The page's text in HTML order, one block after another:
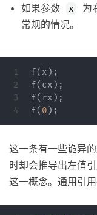
如果参数
x
为
常规的情况。
1
2
3
f( x );
f( cx );
f( rx );
f( 0 );
这一条有一些诡异
时却会推导出左值
这一概念。通用引